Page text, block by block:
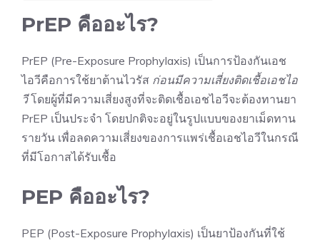
PrEP คืออะไร?
PrEP (Pre-Exposure Prophylaxis) เป็นการป้องกันเอช
ไอวีคือการใช้ยาต้านไวรัส ก่อนมีความเสี่ยงติดเชื้อเอชไอ
วีโดยผู้ที่มีความเสี่ยงสูงที่จะติดเชื้อเอชไอวีจะต้องทานยา
PrEP เป็นประจำ โดยปกติจะอยู่ในรูปแบบของยาเม็ดทาน
รายวัน เพื่อลดความเสี่ยงของการแพร่เชื้อเอชไอวีในกรณี
ที่มีโอกาสได้รับเชื้อ
PEP คืออะไร?
PEP (Post-Exposure Prophylaxis) เป็นยาป้องกันที่ใช้